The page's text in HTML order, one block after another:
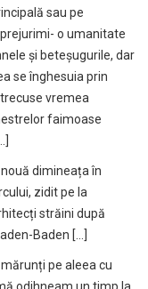
sau pe
o umanitate
și beteșugurile, dar
se înghesuia prin
vremea
faimoase
dimineața în
zidit pe la
străini după
Baden […]
pe aleea cu